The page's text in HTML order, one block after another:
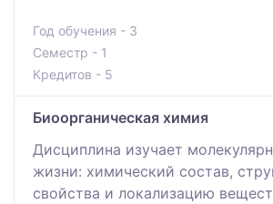
Год обучения - 3
Семестр - 1
Кредитов - 5
Биоорганическая химия
Дисциплина изучает
жизни: химический состав,
свойства и локализацию